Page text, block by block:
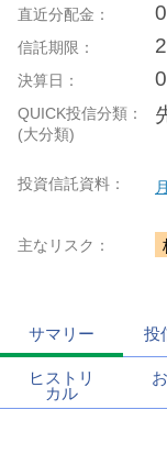
直近分配金：
信託期限：
決算日：
QUICK投信分類：
(大分類)
投資信託資料：
主なリスク：
サマリー 投
ヒストリ
カル